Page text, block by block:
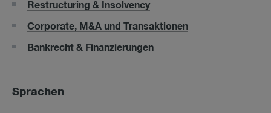
Restructuring & Insolvency
Corporate, M&A und Transaktionen
Bankrecht & Finanzierungen
Sprachen